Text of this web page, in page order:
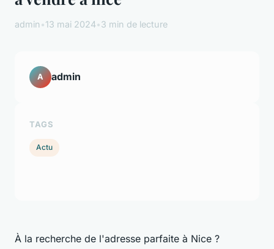
admin •13 mai 2024•3 min de lecture
À la recherche de l'adresse parfaite à Nice ?
A admin
TAGS
Actu